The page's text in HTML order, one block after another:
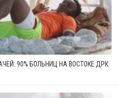
90% БОЛЬНИЦ НА ВОСТОКЕ ДРК